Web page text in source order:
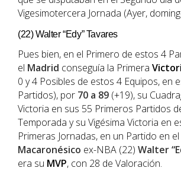
Vigesimotercera Jornada (Ayer,
(22) Walter “Edy” Tavares
Pues bien, en el Primero de estos 4
el Madrid conseguía la Primera
0 y 4 Posibles de estos 4 Equipos, en
Partidos), por 70 a 89 (+19), su
Victoria en sus 55 Primeros Partidos
Temporada y su Vigésima Victoria en
Primeras Jornadas, en un Partido en
Macaronésico ex-NBA (22) Walter
era su MVP, con 28 de Valoración.